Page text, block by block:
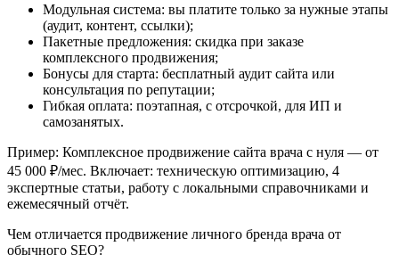
Модульная система: вы платите только за нужные этапы
(аудит, контент, ссылки);
Пакетные предложения: скидка при заказе
комплексного продвижения;
Бонусы для старта: бесплатный аудит сайта или
консультация по репутации;
Гибкая оплата: поэтапная, с отсрочкой, для ИП и
самозанятых.
Пример: Комплексное продвижение сайта врача с нуля — от
45 000 ₽/мес. Включает: техническую оптимизацию, 4
экспертные статьи, работу с локальными справочниками и
ежемесячный отчёт.
Чем отличается продвижение личного бренда врача от
обычного SEO?